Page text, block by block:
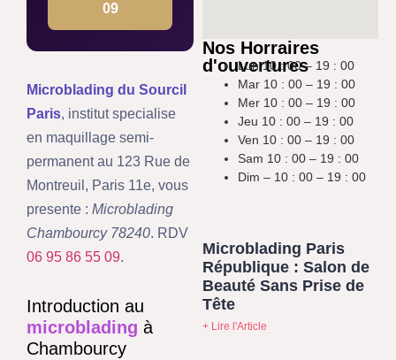
09
Microblading du Sourcil
Paris, institut specialise
en maquillage semi-
permanent au 123 Rue de
Montreuil, Paris 11e, vous
presente : Microblading
Chambourcy 78240. RDV
06 95 86 55 09.
Introduction au
microblading à
Chambourcy
Nos Horraires
d'ouvertures
Lun 10 : 00 – 19 : 00
Mar 10 : 00 – 19 : 00
Mer 10 : 00 – 19 : 00
Jeu 10 : 00 – 19 : 00
Ven 10 : 00 – 19 : 00
Sam 10 : 00 – 19 : 00
Dim – 10 : 00 – 19 : 00
Microblading Paris
République : Salon de
Beauté Sans Prise de
Tête
+ Lire l'Article